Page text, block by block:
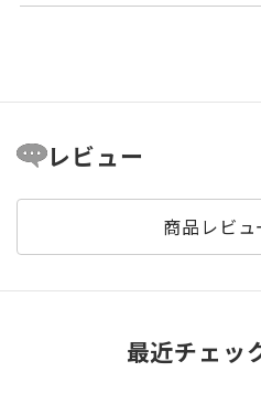
レビュー
商品レビュ
最近チェッ